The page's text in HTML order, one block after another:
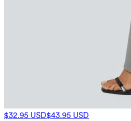
$32.95 USD$43.95 USD